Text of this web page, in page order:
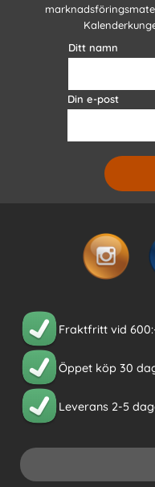
Ditt namn
Din e-post
Fraktfritt vid
Öppet köp 30
Leverans 2-5